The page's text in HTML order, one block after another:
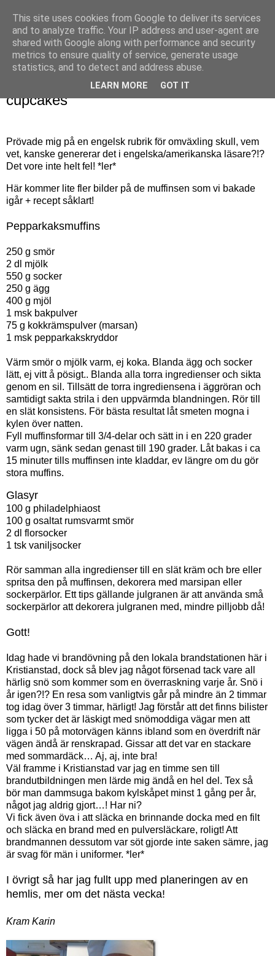
Bagerskan
torsdag 25 november 2010
Christmas tree decorated gingerbread
cupcakes
Prövade mig på en engelsk rubrik för omväxling skull, vem
vet, kanske genererar det i engelska/amerikanska läsare?!?
Det vore inte helt fel! *ler*
Här kommer lite fler bilder på de muffinsen som vi bakade
igår + recept såklart!
Pepparkaksmuffins
250 g smör
2 dl mjölk
550 g socker
250 g ägg
400 g mjöl
1 msk bakpulver
75 g kokkrämspulver (marsan)
1 msk pepparkakskryddor
Värm smör o mjölk varm, ej koka. Blanda ägg och socker
lätt, ej vitt å pösigt.. Blanda alla torra ingredienser och sikta
genom en sil. Tillsätt de torra ingrediensena i äggröran och
samtidigt sakta strila i den uppvärmda blandningen. Rör till
en slät konsistens. För bästa resultat låt smeten mogna i
kylen över natten.
Fyll muffinsformar till 3/4-delar och sätt in i en 220 grader
varm ugn, sänk sedan genast till 190 grader. Låt bakas i ca
15 minuter tills muffinsen inte kladdar, ev längre om du gör
stora muffins.
Glasyr
100 g philadelphiaost
100 g osaltat rumsvarmt smör
2 dl florsocker
1 tsk vaniljsocker
Rör samman alla ingredienser till en slät kräm och bre eller
spritsa den på muffinsen, dekorera med marsipan eller
sockerpärlor. Ett tips gällande julgranen är att använda små
sockerpärlor att dekorera julgranen med, mindre pilljobb då!
Gott!
Idag hade vi brandövning på den lokala brandstationen här i
Kristianstad, dock så blev jag något försenad tack vare all
härlig snö som kommer som en överraskning varje år. Snö i
år igen?!? En resa som vanligtvis går på mindre än 2 timmar
tog idag över 3 timmar, härligt! Jag förstår att det finns bilister
som tycker det är läskigt med snömoddiga vägar men att
ligga i 50 på motorvägen känns ibland som en överdrift när
vägen ändå är renskrapad. Gissar att det var en stackare
med sommardäck… Aj, aj, inte bra!
Väl framme i Kristianstad var jag en timme sen till
brandutbildningen men lärde mig ändå en hel del. Tex så
bör man dammsuga bakom kylskåpet minst 1 gång per år,
något jag aldrig gjort…! Har ni?
Vi fick även öva i att släcka en brinnande docka med en filt
och släcka en brand med en pulversläckare, roligt! Att
brandmannen dessutom var söt gjorde inte saken sämre, jag
är svag för män i uniformer. *ler*
I övrigt så har jag fullt upp med planeringen av en
hemlis, mer om det nästa vecka!
Kram Karin
This site uses cookies from Google to deliver its services
and to analyze traffic. Your IP address and user-agent are
shared with Google along with performance and security
metrics to ensure quality of service, generate usage
statistics, and to detect and address abuse.
LEARN MORE GOT IT